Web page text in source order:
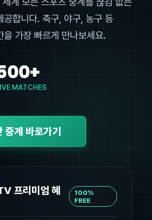
공합니다. 축구, 야구, 농구 등
을 가장 빠르게 만나보세요.
MATCHES
중계 바로가기
프리미엄 혜
100%
FREE